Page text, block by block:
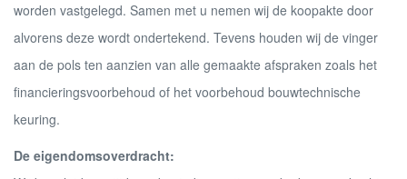
worden vastgelegd. Samen met u nemen wij de koopakte door
alvorens deze wordt ondertekend. Tevens houden wij de vinger
aan de pols ten aanzien van alle gemaakte afspraken zoals het
financieringsvoorbehoud of het voorbehoud bouwtechnische
keuring.
De eigendomsoverdracht: